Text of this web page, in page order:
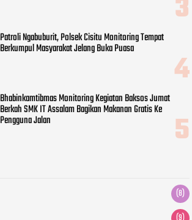
Patroli Ngabuburit, Polsek Cisitu Monitoring Tempat
Berkumpul Masyarakat Jelang Buka Puasa
Bhabinkamtibmas Monitoring Kegiatan Baksos Jumat
Berkah SMK IT Assalam Bagikan Makanan Gratis Ke
Pengguna Jalan
(8)